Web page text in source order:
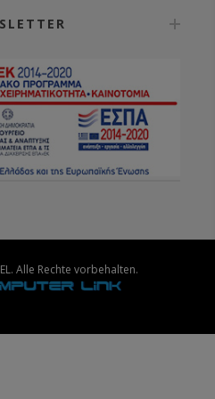
Alle Rechte vorbehalten.